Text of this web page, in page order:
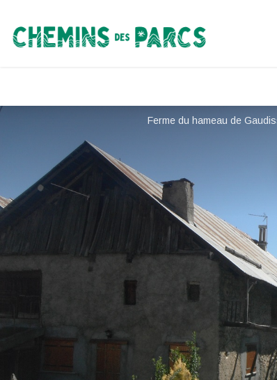
Chemins des Parcs
Ferme du hameau de